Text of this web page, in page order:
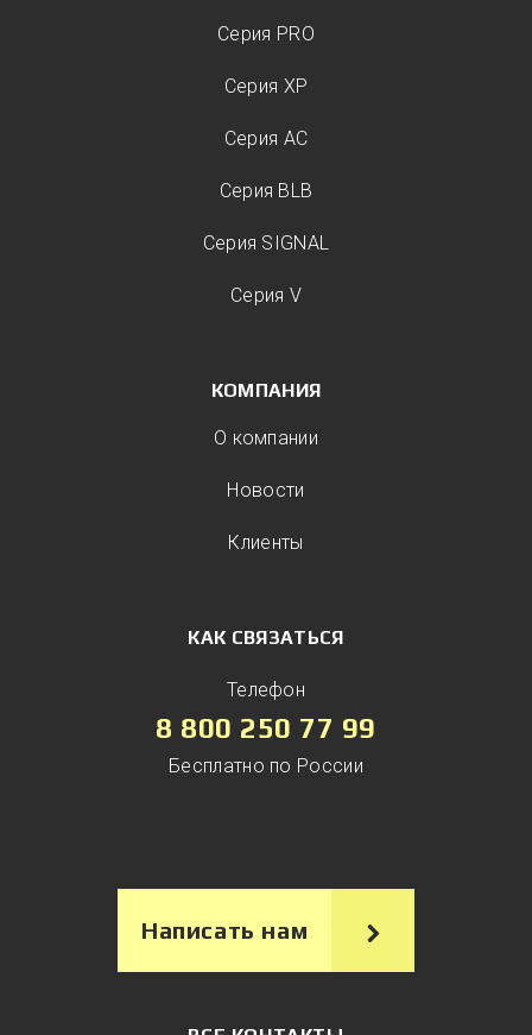
Серия PRO
Серия XP
Серия AC
Серия BLB
Серия SIGNAL
Серия V
КОМПАНИЯ
О компании
Новости
Клиенты
КАК СВЯЗАТЬСЯ
Телефон
8 800 250 77 99
Бесплатно по России
Написать нам